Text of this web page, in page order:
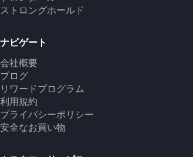
ストロングホールド
ナビゲート
会社概要
ブログ
リワードプログラム
利用規約
プライバシーポリシー
安全なお買い物